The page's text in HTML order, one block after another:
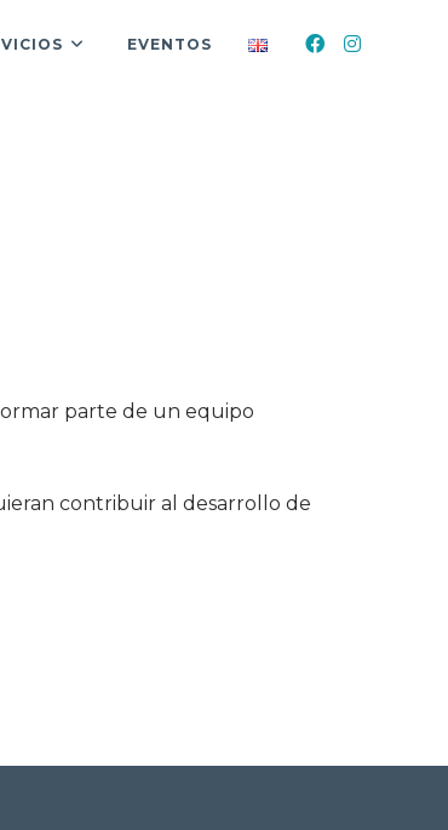
EVENTOS
parte de un equipo
contribuir al desarrollo de